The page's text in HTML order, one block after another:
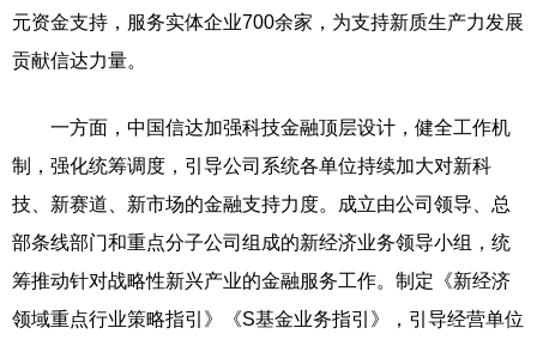
元资金支持，服务实体企业700余家，为支持新质生产力发展
贡献信达力量。
一方面，中国信达加强科技金融顶层设计，健全工作机
制，强化统筹调度，引导公司系统各单位持续加大对新科
技、新赛道、新市场的金融支持力度。成立由公司领导、总
部条线部门和重点分子公司组成的新经济业务领导小组，统
筹推动针对战略性新兴产业的金融服务工作。制定《新经济
领域重点行业策略指引》《S基金业务指引》，引导经营单位